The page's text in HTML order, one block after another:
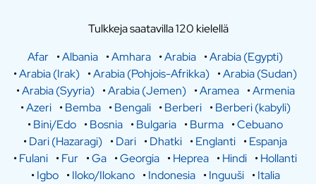
Tulkkeja saatavilla 120 kielellä
Afar •Albania •Amhara •Arabia •Arabia (Egypti)
•Arabia (Irak) •Arabia (Pohjois-Afrikka) •Arabia (Sudan)
•Arabia (Syyria) •Arabia (Jemen) •Aramea •Armenia
•Azeri •Bemba •Bengali •Berberi •Berberi (kabyli)
•Bini/Edo •Bosnia •Bulgaria •Burma •Cebuano
•Dari (Hazaragi) •Dari •Dhatki •Englanti •Espanja
•Fulani •Fur •Ga •Georgia •Heprea •Hindi •Hollanti
•Igbo •Iloko/Ilokano •Indonesia •Inguuši •Italia